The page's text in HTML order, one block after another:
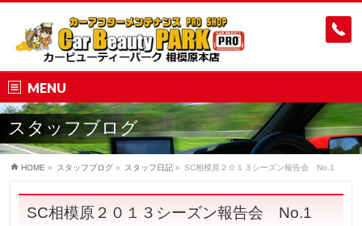
MENU
スタッフブログ
HOME » スタッフブログ » スタッフ日記 » SC相模原２０１３シーズン報告会 No.1
SC相模原２０１３シーズン報告会 No.1